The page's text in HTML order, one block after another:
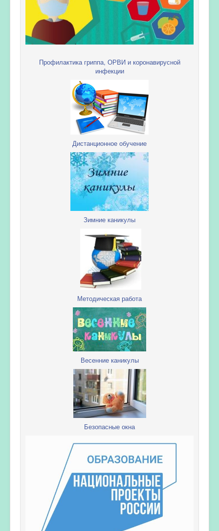
Профилактика гриппа, ОРВИ и коронавирусной
инфекции
Дистанционное обучение
Зимние каникулы
Методическая работа
Весенние каникулы
Безопасные окна